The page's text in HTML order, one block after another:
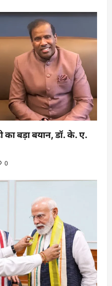
का बड़ा बयान, डॉ. के. ए.
0